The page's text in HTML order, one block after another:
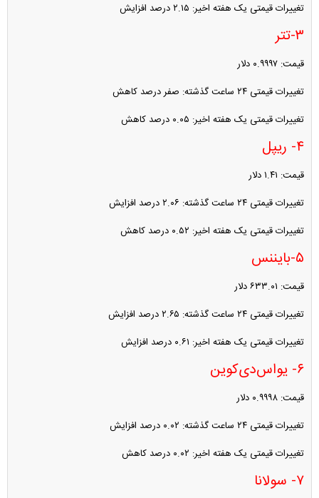
تغییرات قیمتی یک هفته اخیر: ۲.۱۵ درصد افزایش
۳-تتر
قیمت: ۰.۹۹۹۷ دلار
تغییرات قیمتی ۲۴ ساعت گذشته: صفر درصد کاهش
تغییرات قیمتی یک هفته اخیر: ۰.۰۵ درصد کاهش
۴- ریپل
قیمت: ۱.۴۱ دلار
تغییرات قیمتی ۲۴ ساعت گذشته: ۲.۰۶ درصد افزایش
تغییرات قیمتی یک هفته اخیر: ۰.۵۲ درصد کاهش
۵-بایننس
قیمت: ۶۳۳.۰۱ دلار
تغییرات قیمتی ۲۴ ساعت گذشته: ۲.۶۵ درصد افزایش
تغییرات قیمتی یک هفته اخیر: ۰.۶۱ درصد افزایش
۶- یواس‌دی‌کوین
قیمت: ۰.۹۹۹۸ دلار
تغییرات قیمتی ۲۴ ساعت گذشته: ۰.۰۲ درصد افزایش
تغییرات قیمتی یک هفته اخیر: ۰.۰۲ درصد کاهش
۷- سولانا